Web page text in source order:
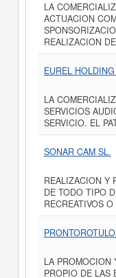
LA
ACTUACION
REALIZACION
EUREL
LA
SERVICIOS
SERVICIO. EL
SONAR CAM SL.
REALIZACION Y
DE TODO TIPO
RECREATIVOS
LA PROMOCION
PROPIO DE LAS